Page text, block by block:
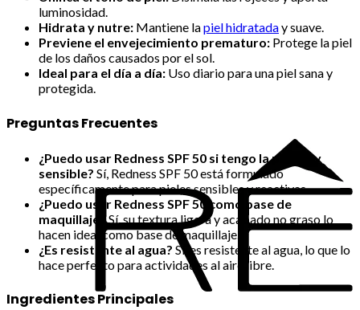
luminosidad.
Hidrata y nutre: Mantiene lapiel hidrataday suave.
Previene el envejecimiento prematuro: Protege la piel
de los daños causados por el sol.
Ideal para el día a día: Uso diario para una piel sana y
protegida.
Preguntas Frecuentes
¿Puedo usar Redness SPF 50 si tengo la piel muy
sensible? Sí, Redness SPF 50 está formulado
específicamente para pieles sensibles y reactivas.
¿Puedo usar Redness SPF 50 como base de
maquillaje? Sí, su textura ligera y acabado no graso lo
hacen ideal como base de maquillaje.
¿Es resistente al agua? Sí, es resistente al agua, lo que lo
hace perfecto para actividades al aire libre.
Ingredientes Principales